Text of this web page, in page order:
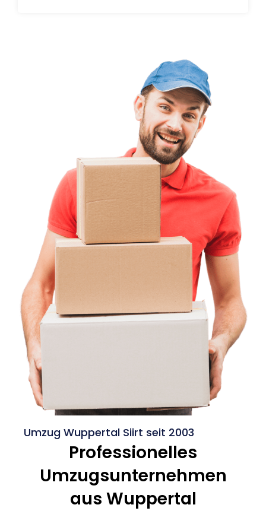
Umzug Wuppertal Siirt seit 2003
Professionelles
Umzugsunternehmen
aus Wuppertal